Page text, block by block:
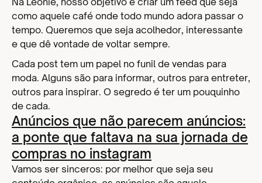
como aquele café onde todo mundo adora passar o
tempo. Queremos que seja acolhedor, interessante
e que dê vontade de voltar sempre.
Cada post tem um papel no funil de vendas para
moda. Alguns são para informar, outros para entreter,
outros para inspirar. O segredo é ter um pouquinho
de cada.
Anúncios que não parecem anúncios:
a ponte que faltava na sua jornada de
compras no instagram
Vamos ser sinceros: por melhor que seja seu